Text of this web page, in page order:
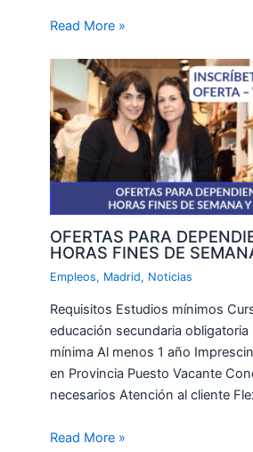
Read More »
OFERTAS PARA
HORAS FINES DE
Empleos, Madrid, Noticias
Requisitos Estudios mínimos
educación secundaria obligatoria
mínima Al menos 1 año
en Provincia Puesto Vacante
necesarios Atención al cliente
Read More »